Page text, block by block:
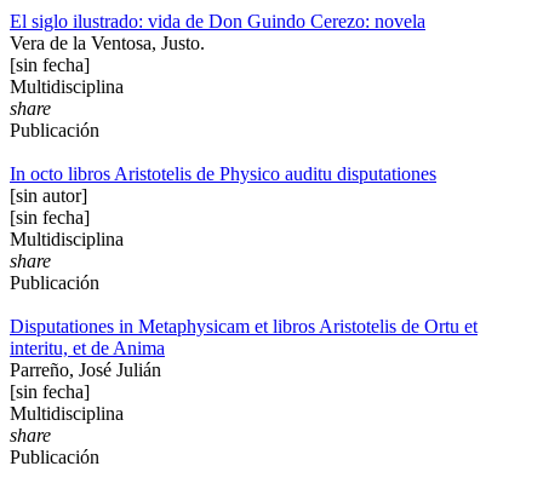
El siglo ilustrado: vida de Don Guindo Cerezo: novela
Vera de la Ventosa, Justo.
[sin fecha]
Multidisciplina
share
Publicación
In octo libros Aristotelis de Physico auditu disputationes
[sin autor]
[sin fecha]
Multidisciplina
share
Publicación
Disputationes in Metaphysicam et libros Aristotelis de Ortu et
interitu, et de Anima
Parreño, José Julián
[sin fecha]
Multidisciplina
share
Publicación